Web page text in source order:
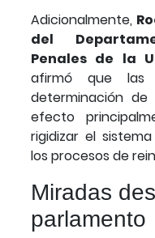
Adicionalmente,
del
Penales de la
afirmó que las
determinación
efecto
rigidizar el
los procesos de
Miradas
parlamento